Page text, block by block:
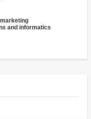
and informatics